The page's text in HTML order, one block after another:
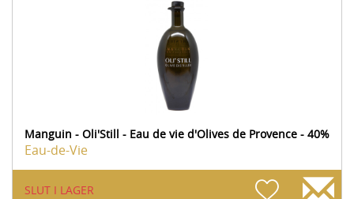
Manguin - Oli'Still - Eau de vie d'Olives de Provence - 40%
Eau-de-Vie
SLUT I LAGER